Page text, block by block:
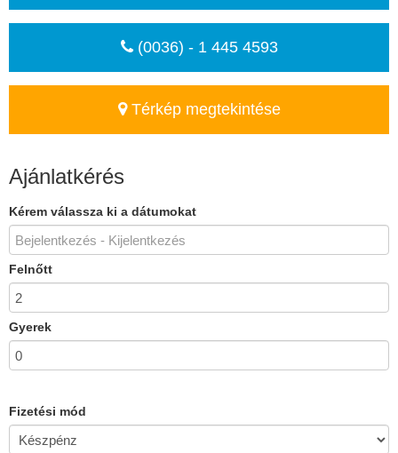
(0036) - 1 445 4593
Térkép megtekintése
Ajánlatkérés
Kérem válassza ki a dátumokat
Felnőtt
Gyerek
Fizetési mód